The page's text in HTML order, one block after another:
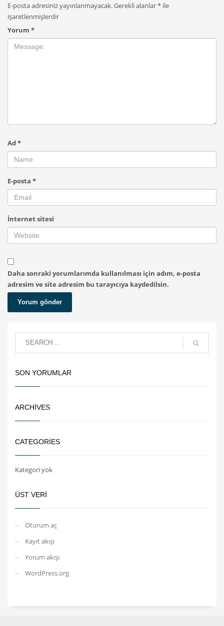
E-posta adresiniz yayınlanmayacak.Gerekli alanlar* ile
işaretlenmişlerdir
Yorum *
Ad*
E-posta *
İnternet sitesi
Daha sonraki yorumlarımda kullanılması için adım, e-posta
adresim ve site adresim bu tarayıcıya kaydedilsin.
SON YORUMLAR
ARCHIVES
CATEGORIES
Kategori yok
ÜST VERI
Oturum aç
Kayıt akışı
Yorum akışı
WordPress.org